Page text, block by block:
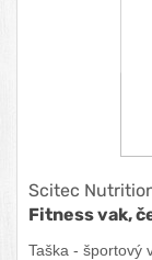
Scitec
Fitness vak,
Taška - športový